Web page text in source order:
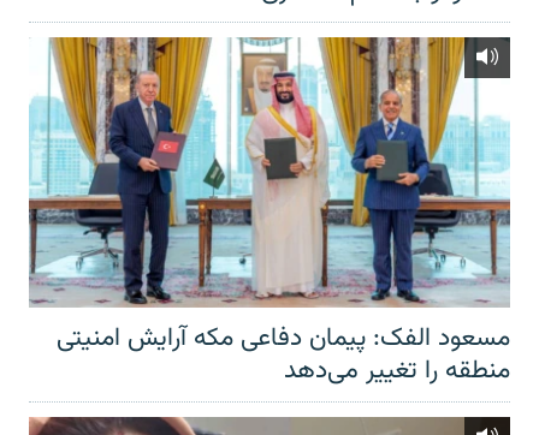
مسعود الفک: پیمان دفاعی مکه آرایش امنیتی
منطقه را تغییر می‌دهد